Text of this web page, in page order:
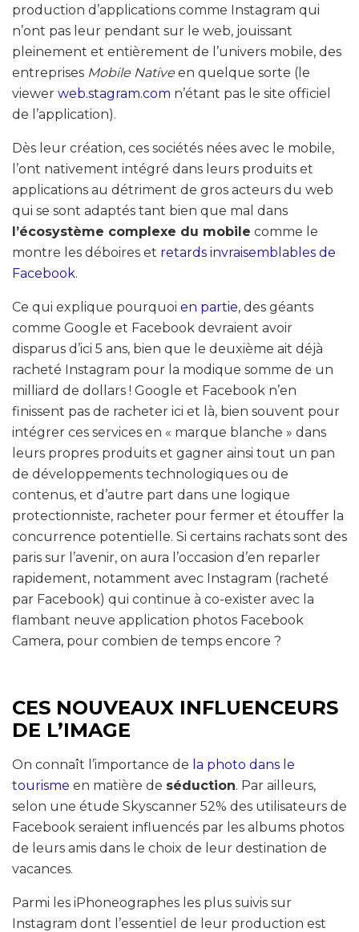
production d’applications comme Instagram qui
n’ont pas leur pendant sur le web, jouissant
pleinement et entièrement de l’univers mobile, des
entreprises Mobile Native en quelque sorte (le
viewer web.stagram.com n’étant pas le site officiel
de l’application).
Dès leur création, ces sociétés nées avec le mobile,
l’ont nativement intégré dans leurs produits et
applications au détriment de gros acteurs du web
qui se sont adaptés tant bien que mal dans
l’écosystème complexe du mobile comme le
montre les déboires et retards invraisemblables de
Facebook.
Ce qui explique pourquoi en partie, des géants
comme Google et Facebook devraient avoir
disparus d’ici 5 ans, bien que le deuxième ait déjà
racheté Instagram pour la modique somme de un
milliard de dollars ! Google et Facebook n’en
finissent pas de racheter ici et là, bien souvent pour
intégrer ces services en « marque blanche » dans
leurs propres produits et gagner ainsi tout un pan
de développements technologiques ou de
contenus, et d’autre part dans une logique
protectionniste, racheter pour fermer et étouffer la
concurrence potentielle. Si certains rachats sont des
paris sur l’avenir, on aura l’occasion d’en reparler
rapidement, notamment avec Instagram (racheté
par Facebook) qui continue à co-exister avec la
flambant neuve application photos Facebook
Camera, pour combien de temps encore ?
CES NOUVEAUX INFLUENCEURS
DE L’IMAGE
On connaît l’importance de la photo dans le
tourisme en matière de séduction. Par ailleurs,
selon une étude Skyscanner 52% des utilisateurs de
Facebook seraient influencés par les albums photos
de leurs amis dans le choix de leur destination de
vacances.
Parmi les iPhoneographes les plus suivis sur
Instagram dont l’essentiel de leur production est